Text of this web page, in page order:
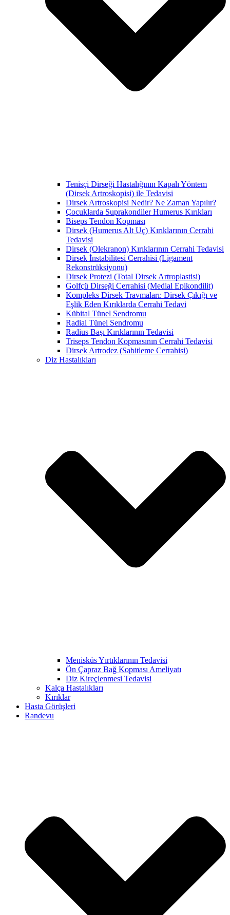
Tenisçi Dirseği Hastalığının Kapalı Yöntem
(Dirsek Artroskopisi) ile Tedavisi
Dirsek Artroskopisi Nedir? Ne Zaman Yapılır?
Çocuklarda Suprakondiler Humerus Kırıkları
Biseps Tendon Kopması
Dirsek (Humerus Alt Uç) Kırıklarının Cerrahi
Tedavisi
Dirsek (Olekranon) Kırıklarının Cerrahi Tedavisi
Dirsek İnstabilitesi Cerrahisi (Ligament
Rekonstrüksiyonu)
Dirsek Protezi (Total Dirsek Artroplastisi)
Golfçü Dirseği Cerrahisi (Medial Epikondilit)
Kompleks Dirsek Travmaları: Dirsek Çıkığı ve
Eşlik Eden Kırıklarda Cerrahi Tedavi
Kübital Tünel Sendromu
Radial Tünel Sendromu
Radius Başı Kırıklarının Tedavisi
Triseps Tendon Kopmasının Cerrahi Tedavisi
Dirsek Artrodez (Sabitleme Cerrahisi)
Diz Hastalıkları
Menisküs Yırtıklarının Tedavisi
Ön Çapraz Bağ Kopması Ameliyatı
Diz Kireçlenmesi Tedavisi
Kalça Hastalıkları
Kırıklar
Hasta Görüşleri
Randevu